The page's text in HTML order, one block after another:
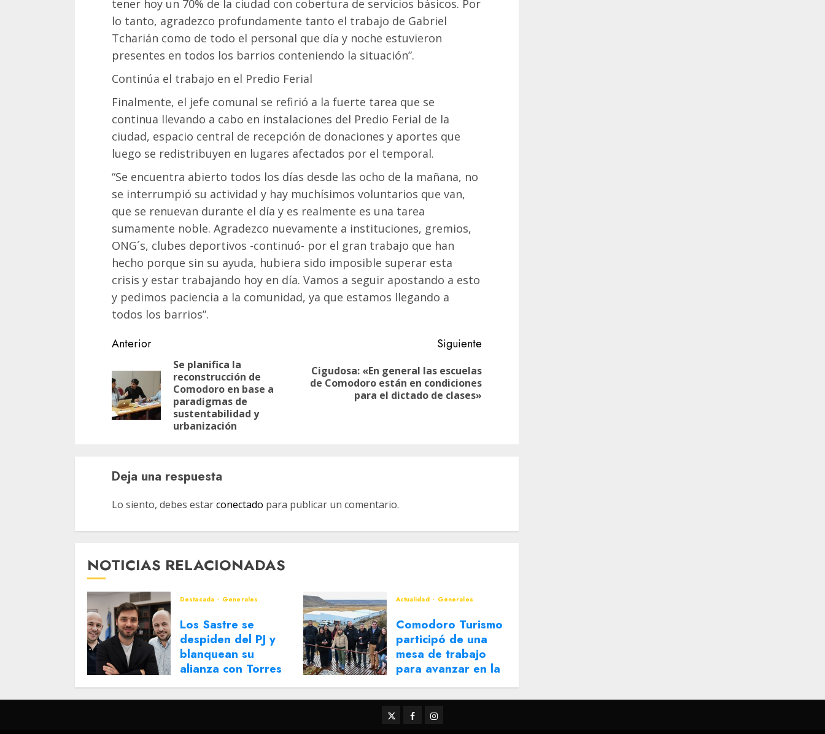
tener hoy un 70% de la ciudad con cobertura de servicios básicos. Por
lo tanto, agradezco profundamente tanto el trabajo de Gabriel
Tcharián como de todo el personal que día y noche estuvieron
presentes en todos los barrios conteniendo la situación”.
Continúa el trabajo en el Predio Ferial
Finalmente, el jefe comunal se refirió a la fuerte tarea que se
continua llevando a cabo en instalaciones del Predio Ferial de la
ciudad, espacio central de recepción de donaciones y aportes que
luego se redistribuyen en lugares afectados por el temporal.
“Se encuentra abierto todos los días desde las ocho de la mañana, no
se interrumpió su actividad y hay muchísimos voluntarios que van,
que se renuevan durante el día y es realmente es una tarea
sumamente noble. Agradezco nuevamente a instituciones, gremios,
ONG´s, clubes deportivos -continuó- por el gran trabajo que han
hecho porque sin su ayuda, hubiera sido imposible superar esta
crisis y estar trabajando hoy en día. Vamos a seguir apostando a esto
y pedimos paciencia a la comunidad, ya que estamos llegando a
todos los barrios”.
Navegación
de
entradas
Anterior
Entrada
Se planifica la
reconstrucción de
Comodoro en base a
paradigmas de
sustentabilidad y
urbanización
Siguiente
Siguiente
Cigudosa: «En general las escuelas
de Comodoro están en condiciones
para el dictado de clases»
Deja una respuesta
Lo siento, debes estarconectado para publicar un comentario.
NOTICIAS RELACIONADAS
Destacada Generales
Los Sastre se
despiden del PJ y
blanquean su
alianza con Torres
Actualidad Generales
Comodoro Turismo
participó de una
mesa de trabajo
para avanzar en la
reactivación del
Corredor Turístico
Integrado
TwitterFacebookInstagram